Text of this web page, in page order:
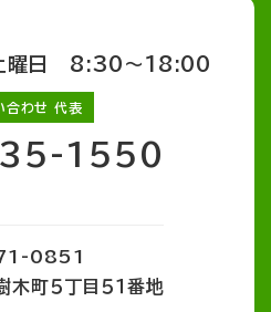
曜日 8:30～18:00
合わせ 代表
1550
0851
木町５丁目５１番地